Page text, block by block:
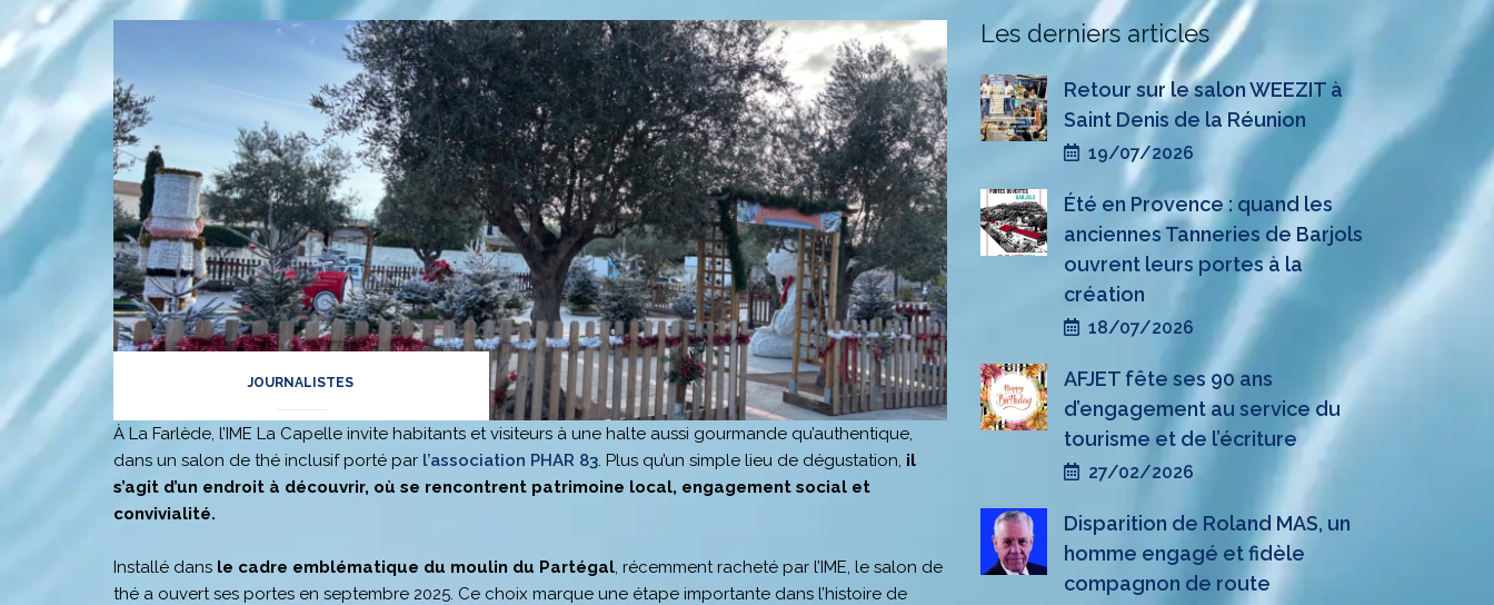
JOURNALISTES
À La Farlède, l’IME La Capelle invite habitants et visiteurs à une halte aussi gourmande qu’authentique,
dans un salon de thé inclusif porté par l’association PHAR 83. Plus qu’un simple lieu de dégustation, il
s’agit d’un endroit à découvrir, où se rencontrent patrimoine local, engagement social et
convivialité.
Installé dans le cadre emblématique du moulin du Partégal, récemment racheté par l’IME, le salon de
thé a ouvert ses portes en septembre 2025. Ce choix marque une étape importante dans l’histoire de
Les derniers articles
Retour sur le salon WEEZIT à
Saint Denis de la Réunion
19/07/2026
Été en Provence : quand les
anciennes Tanneries de Barjols
ouvrent leurs portes à la
création
18/07/2026
AFJET fête ses 90 ans
d’engagement au service du
tourisme et de l’écriture
27/02/2026
Disparition de Roland MAS, un
homme engagé et fidèle
compagnon de route